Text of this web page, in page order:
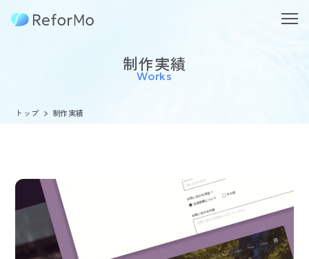
制作実績
Works
トップ 制作実績